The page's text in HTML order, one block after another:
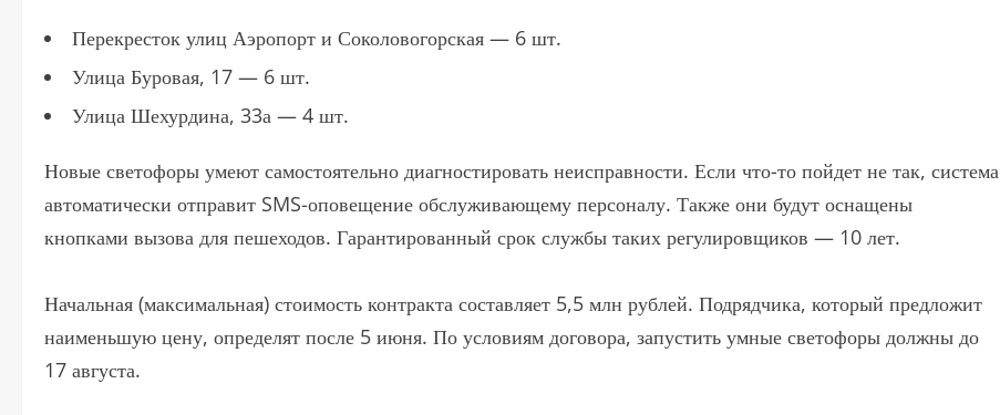
Перекресток улиц Аэропорт и Соколовогорская — 6 шт.
Улица Буровая, 17 — 6 шт.
Улица Шехурдина, 33а — 4 шт.
Новые светофоры умеют самостоятельно диагностировать неисправности. Если что-то пойдет не так, система
автоматически отправит SMS-оповещение обслуживающему персоналу. Также они будут оснащены
кнопками вызова для пешеходов. Гарантированный срок службы таких регулировщиков — 10 лет.
Начальная (максимальная) стоимость контракта составляет 5,5 млн рублей. Подрядчика, который предложит
наименьшую цену, определят после 5 июня. По условиям договора, запустить умные светофоры должны до
17 августа.